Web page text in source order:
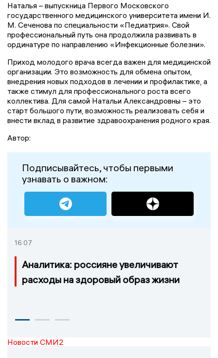
Наталья – выпускница Первого Московского
государственного медицинского университета имени И.
М. Сеченова по специальности «Педиатрия». Свой
профессиональный путь она продолжила развивать в
ординатуре по направлению «Инфекционные болезни».
Приход молодого врача всегда важен для медицинской
организации. Это возможность для обмена опытом,
внедрения новых подходов в лечении и профилактике, а
также стимул для профессионального роста всего
коллектива. Для самой Натальи Александровны – это
старт большого пути, возможность реализовать себя и
внести вклад в развитие здравоохранения родного края.
Автор:
Подписывайтесь, чтобы первыми
узнавать о важном:
16:07
Аналитика: россияне увеличивают
расходы на здоровый образ жизни
Новости СМИ2